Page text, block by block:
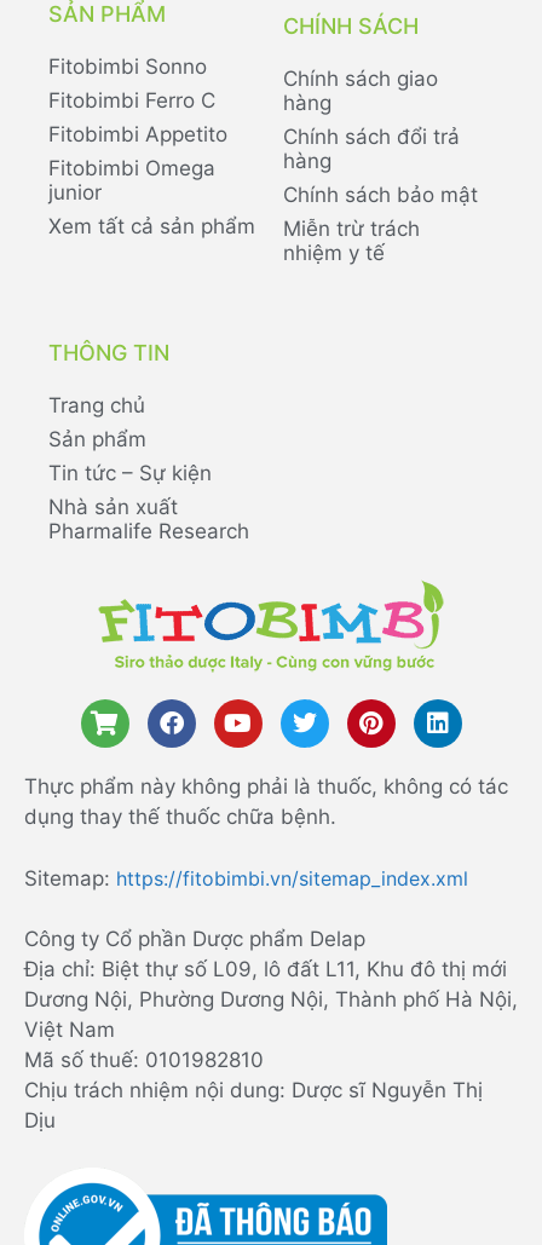
SẢN PHẨM
Fitobimbi Sonno
Fitobimbi Ferro C
Fitobimbi Appetito
Fitobimbi Omega
junior
Xem tất cả sản phẩm
CHÍNH SÁCH
Chính sách giao
hàng
Chính sách đổi trả
hàng
Chính sách bảo mật
Miễn trừ trách
nhiệm y tế
THÔNG TIN
Trang chủ
Sản phẩm
Tin tức – Sự kiện
Nhà sản xuất
Pharmalife Research
Thực phẩm này không phải là thuốc, không có tác
dụng thay thế thuốc chữa bệnh.
Sitemap: https://fitobimbi.vn/sitemap_index.xml
Công ty Cổ phần Dược phẩm Delap
Địa chỉ: Biệt thự số L09, lô đất L11, Khu đô thị mới
Dương Nội, Phường Dương Nội, Thành phố Hà Nội,
Việt Nam
Mã số thuế: 0101982810
Chịu trách nhiệm nội dung: Dược sĩ Nguyễn Thị
Dịu